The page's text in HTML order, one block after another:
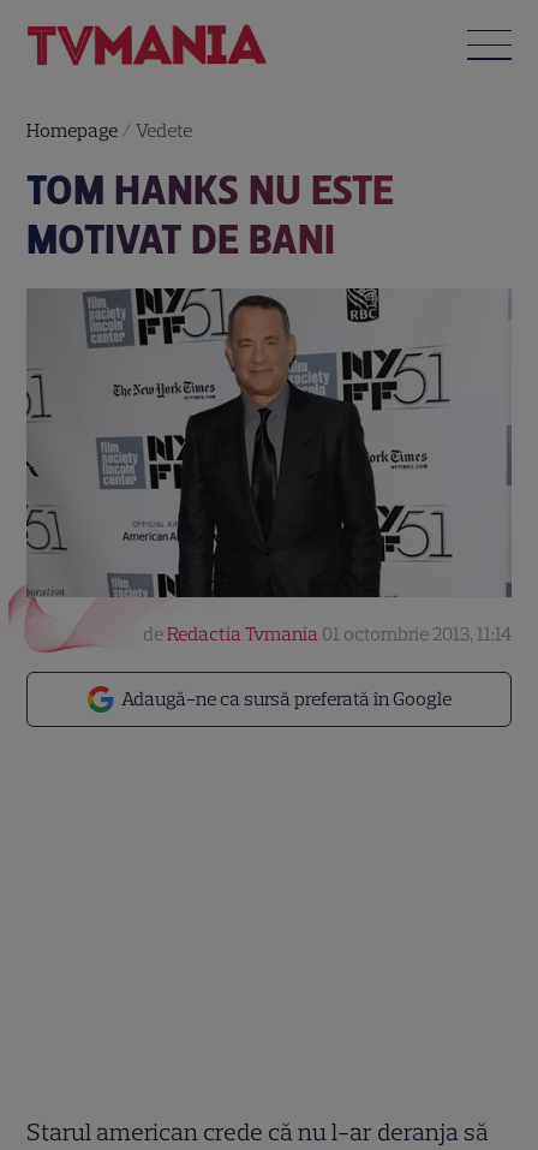
Homepage /Vedete
TOM HANKS NU ESTE
MOTIVAT DE BANI
Adaugă-ne ca sursă preferată în Google
deRedactia Tvmania 01 octombrie 2013, 11:14
Starul american crede că nu l-ar deranja să